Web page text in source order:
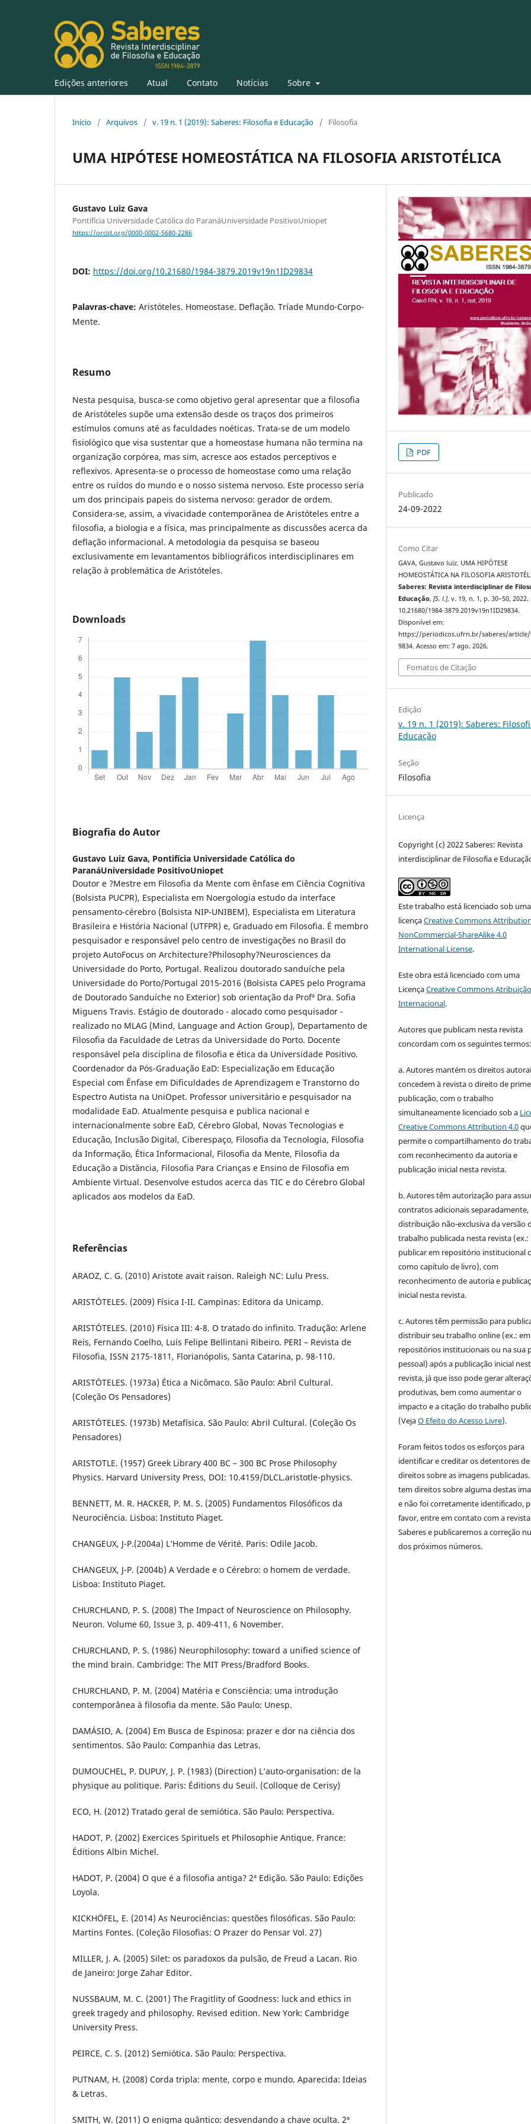
Edições anteriores Atual Contato Notícias Sobre
Início / Arquivos / v. 19 n. 1 (2019): Saberes: Filosofia e Educação / Filosofia
UMA HIPÓTESE HOMEOSTÁTICA NA FILOSOFIA ARISTOTÉLICA
Gustavo Luiz Gava
Pontifícia Universidade Católica do ParanáUniversidade PositivoUniopet
https://orcid.org/0000-0002-5680-2286
DOI: https://doi.org/10.21680/1984-3879.2019v19n1ID29834
Palavras-chave: Aristóteles. Homeostase. Deflação. Tríade Mundo-Corpo-
Mente.
Resumo
Nesta pesquisa, busca-se como objetivo geral apresentar que a filosofia
de Aristóteles supõe uma extensão desde os traços dos primeiros
estímulos comuns até as faculdades noéticas. Trata-se de um modelo
fisiológico que visa sustentar que a homeostase humana não termina na
organização corpórea, mas sim, acresce aos estados perceptivos e
reflexivos. Apresenta-se o processo de homeostase como uma relação
entre os ruídos do mundo e o nosso sistema nervoso. Este processo seria
um dos principais papeis do sistema nervoso: gerador de ordem.
Considera-se, assim, a vivacidade contemporânea de Aristóteles entre a
filosofia, a biologia e a física, mas principalmente as discussões acerca da
deflação informacional. A metodologia da pesquisa se baseou
exclusivamente em levantamentos bibliográficos interdisciplinares em
relação à problemática de Aristóteles.
Downloads
Biografia do Autor
Gustavo Luiz Gava, Pontifícia Universidade Católica do
ParanáUniversidade PositivoUniopet
Doutor e ?Mestre em Filosofia da Mente com ênfase em Ciência Cognitiva
(Bolsista PUCPR), Especialista em Noergologia estudo da interface
pensamento-cérebro (Bolsista NIP-UNIBEM), Especialista em Literatura
Brasileira e História Nacional (UTFPR) e, Graduado em Filosofia. É membro
pesquisador e responsável pelo centro de investigações no Brasil do
projeto AutoFocus on Architecture?Philosophy?Neurosciences da
Universidade do Porto, Portugal. Realizou doutorado sanduíche pela
Universidade do Porto/Portugal 2015-2016 (Bolsista CAPES pelo Programa
de Doutorado Sanduíche no Exterior) sob orientação da Profª Dra. Sofia
Miguens Travis. Estágio de doutorado - alocado como pesquisador -
realizado no MLAG (Mind, Language and Action Group), Departamento de
Filosofia da Faculdade de Letras da Universidade do Porto. Docente
responsável pela disciplina de filosofia e ética da Universidade Positivo.
Coordenador da Pós-Graduação EaD: Especialização em Educação
Especial com Ênfase em Dificuldades de Aprendizagem e Transtorno do
Espectro Autista na UniOpet. Professor universitário e pesquisador na
modalidade EaD. Atualmente pesquisa e publica nacional e
internacionalmente sobre EaD, Cérebro Global, Novas Tecnologias e
Educação, Inclusão Digital, Ciberespaço, Filosofia da Tecnologia, Filosofia
da Informação, Ética Informacional, Filosofia da Mente, Filosofia da
Educação a Distância, Filosofia Para Crianças e Ensino de Filosofia em
Ambiente Virtual. Desenvolve estudos acerca das TIC e do Cérebro Global
aplicados aos modelos da EaD.
Referências
ARAOZ, C. G. (2010) Aristote avait raison. Raleigh NC: Lulu Press.
ARISTÓTELES. (2009) Física I-II. Campinas: Editora da Unicamp.
ARISTÓTELES. (2010) Física III: 4-8. O tratado do infinito. Tradução: Arlene
Reis, Fernando Coelho, Luís Felipe Bellintani Ribeiro. PERI – Revista de
Filosofia, ISSN 2175-1811, Florianópolis, Santa Catarina, p. 98-110.
ARISTÓTELES. (1973a) Ética a Nicômaco. São Paulo: Abril Cultural.
(Coleção Os Pensadores)
ARISTÓTELES. (1973b) Metafísica. São Paulo: Abril Cultural. (Coleção Os
Pensadores)
ARISTOTLE. (1957) Greek Library 400 BC – 300 BC Prose Philosophy
Physics. Harvard University Press, DOI: 10.4159/DLCL.aristotle-physics.
BENNETT, M. R. HACKER, P. M. S. (2005) Fundamentos Filosóficos da
Neurociência. Lisboa: Instituto Piaget.
CHANGEUX, J-P.(2004a) L’Homme de Vérité. Paris: Odile Jacob.
CHANGEUX, J-P. (2004b) A Verdade e o Cérebro: o homem de verdade.
Lisboa: Instituto Piaget.
CHURCHLAND, P. S. (2008) The Impact of Neuroscience on Philosophy.
Neuron. Volume 60, Issue 3, p. 409-411, 6 November.
CHURCHLAND, P. S. (1986) Neurophilosophy: toward a unified science of
the mind brain. Cambridge: The MIT Press/Bradford Books.
CHURCHLAND, P. M. (2004) Matéria e Consciência: uma introdução
contemporânea à filosofia da mente. São Paulo: Unesp.
DAMÁSIO, A. (2004) Em Busca de Espinosa: prazer e dor na ciência dos
sentimentos. São Paulo: Companhia das Letras.
DUMOUCHEL, P. DUPUY, J. P. (1983) (Direction) L’auto-organisation: de la
physique au politique. Paris: Éditions du Seuil. (Colloque de Cerisy)
ECO, H. (2012) Tratado geral de semiótica. São Paulo: Perspectiva.
HADOT, P. (2002) Exercices Spirituels et Philosophie Antique. France:
Éditions Albin Michel.
HADOT, P. (2004) O que é a filosofia antiga? 2ª Edição. São Paulo: Edições
Loyola.
KICKHÖFEL, E. (2014) As Neurociências: questões filosóficas. São Paulo:
Martins Fontes. (Coleção Filosofias: O Prazer do Pensar Vol. 27)
MILLER, J. A. (2005) Silet: os paradoxos da pulsão, de Freud a Lacan. Rio
de Janeiro: Jorge Zahar Editor.
NUSSBAUM, M. C. (2001) The Fragitlity of Goodness: luck and ethics in
greek tragedy and philosophy. Revised edition. New York: Cambridge
University Press.
PEIRCE, C. S. (2012) Semiótica. São Paulo: Perspectiva.
PUTNAM, H. (2008) Corda tripla: mente, corpo e mundo. Aparecida: Ideias
& Letras.
SMITH, W. (2011) O enigma quântico: desvendando a chave oculta. 2ª
PDF
Publicado
24-09-2022
Como Citar
GAVA, Gustavo luiz. UMA HIPÓTESE
HOMEOSTÁTICA NA FILOSOFIA
Saberes: Revista interdisciplinar de
Educação,[S. l.], v. 19, n. 1, p. 30–50, 2022.
10.21680/1984-3879.2019v19n1ID29834.
Disponível em:
https://periodicos.ufrn.br/saberes/
9834. Acesso em: 7 ago. 2026.
Fomatos de Citação
Edição
v. 19 n. 1 (2019): Saberes:
Educação
Seção
Filosofia
Licença
Copyright (c) 2022 Saberes: Revista
interdisciplinar de Filosofia e
Este trabalho está licenciado sob uma
licençaCreative Commons
NonCommercial-ShareAlike 4.0
International License.
Este obra está licenciado com uma
LicençaCreative Commons
Internacional.
Autores que publicam nesta revista
concordam com os seguintes termos:
a. Autores mantém os direitos
concedem à revista o direito de
publicação, com o trabalho
simultaneamente licenciado sob a
Creative Commons Attribution 4.0
permite o compartilhamento do
com reconhecimento da autoria e
publicação inicial nesta revista.
b. Autores têm autorização para
contratos adicionais separadamente,
distribuição não-exclusiva da versão
trabalho publicada nesta revista (ex.:
publicar em repositório institucional
como capítulo de livro), com
reconhecimento de autoria e
inicial nesta revista.
c. Autores têm permissão para
distribuir seu trabalho online (ex.: em
repositórios institucionais ou na sua
pessoal) após a publicação inicial
revista, já que isso pode gerar
produtivas, bem como aumentar o
impacto e a citação do trabalho
(VejaO Efeito do Acesso Livre).
Foram feitos todos os esforços para
identificar e creditar os detentores de
direitos sobre as imagens publicadas.
tem direitos sobre alguma destas
e não foi corretamente identificado,
favor, entre em contato com a revista
Saberes e publicaremos a correção
dos próximos números.